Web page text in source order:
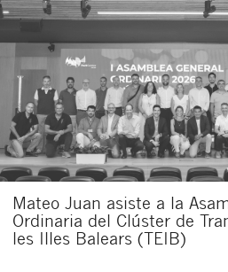
Mateo Juan asiste a la
Ordinaria del Clúster de
les Illes Balears (TEIB)